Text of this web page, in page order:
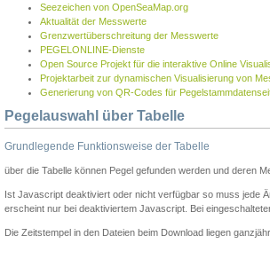
Seezeichen von OpenSeaMap.org
Aktualität der Messwerte
Grenzwertüberschreitung der Messwerte
PEGELONLINE-Dienste
Open Source Projekt für die interaktive Online
Projektarbeit zur dynamischen Visualisierung von
Generierung von QR-Codes für
Pegelauswahl über Tabelle
Grundlegende Funktionsweise der Tabelle
über die Tabelle können Pegel gefunden werden und deren
Ist Javascript deaktiviert oder nicht verfügbar so muss jede
erscheint nur bei deaktiviertem Javascript. Bei
Die Zeitstempel in den Dateien beim Download liegen